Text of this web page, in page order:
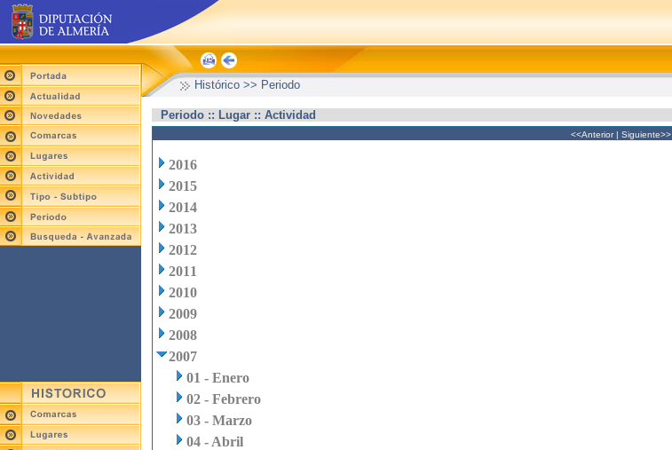
Histórico >> Periodo
Periodo :: Lugar :: Actividad
<<Anterior| Siguiente>>
2016
2015
2014
2013
2012
2011
2010
2009
2008
2007
01 - Enero
02 - Febrero
03 - Marzo
04 - Abril